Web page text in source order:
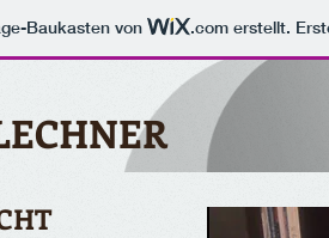
Baukasten von .com erstellt.